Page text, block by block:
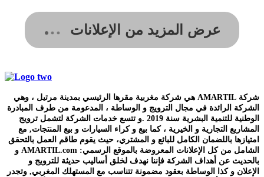
عرض المزيد من الإعلانات
شركة AMARTIL هي شركة مغربية مقرها الرئيسي بمدينة مرتيل ، وهي
الشركة الرائدة في مجال الترويج و الوساطة ، المدعومة من طرف المبادرة
الوطنية للتنمية البشرية سنة 2019 .و تتسع خدمات الشركة لتشمل ترويج
المشاريع التجارية و الخيرية ، كما بيع و كراء السيارات و بيع المنتجات, مع
امتيازها باللضمان الكامل للبائع و المشتري، حيث يقوم طاقم العمل بالتحقق
الشامل من كل الإعلانات المعروضة بالموقع الرسمي: AMARTIL.com و
بالحديث عن أهداف الشركة فإننا نهدف لخلق أساليب حديثة للترويج و
الإعلان و كذا الوساطة بعقود مضمونة تتناسب مع المستهلك المغربي, وتجدر